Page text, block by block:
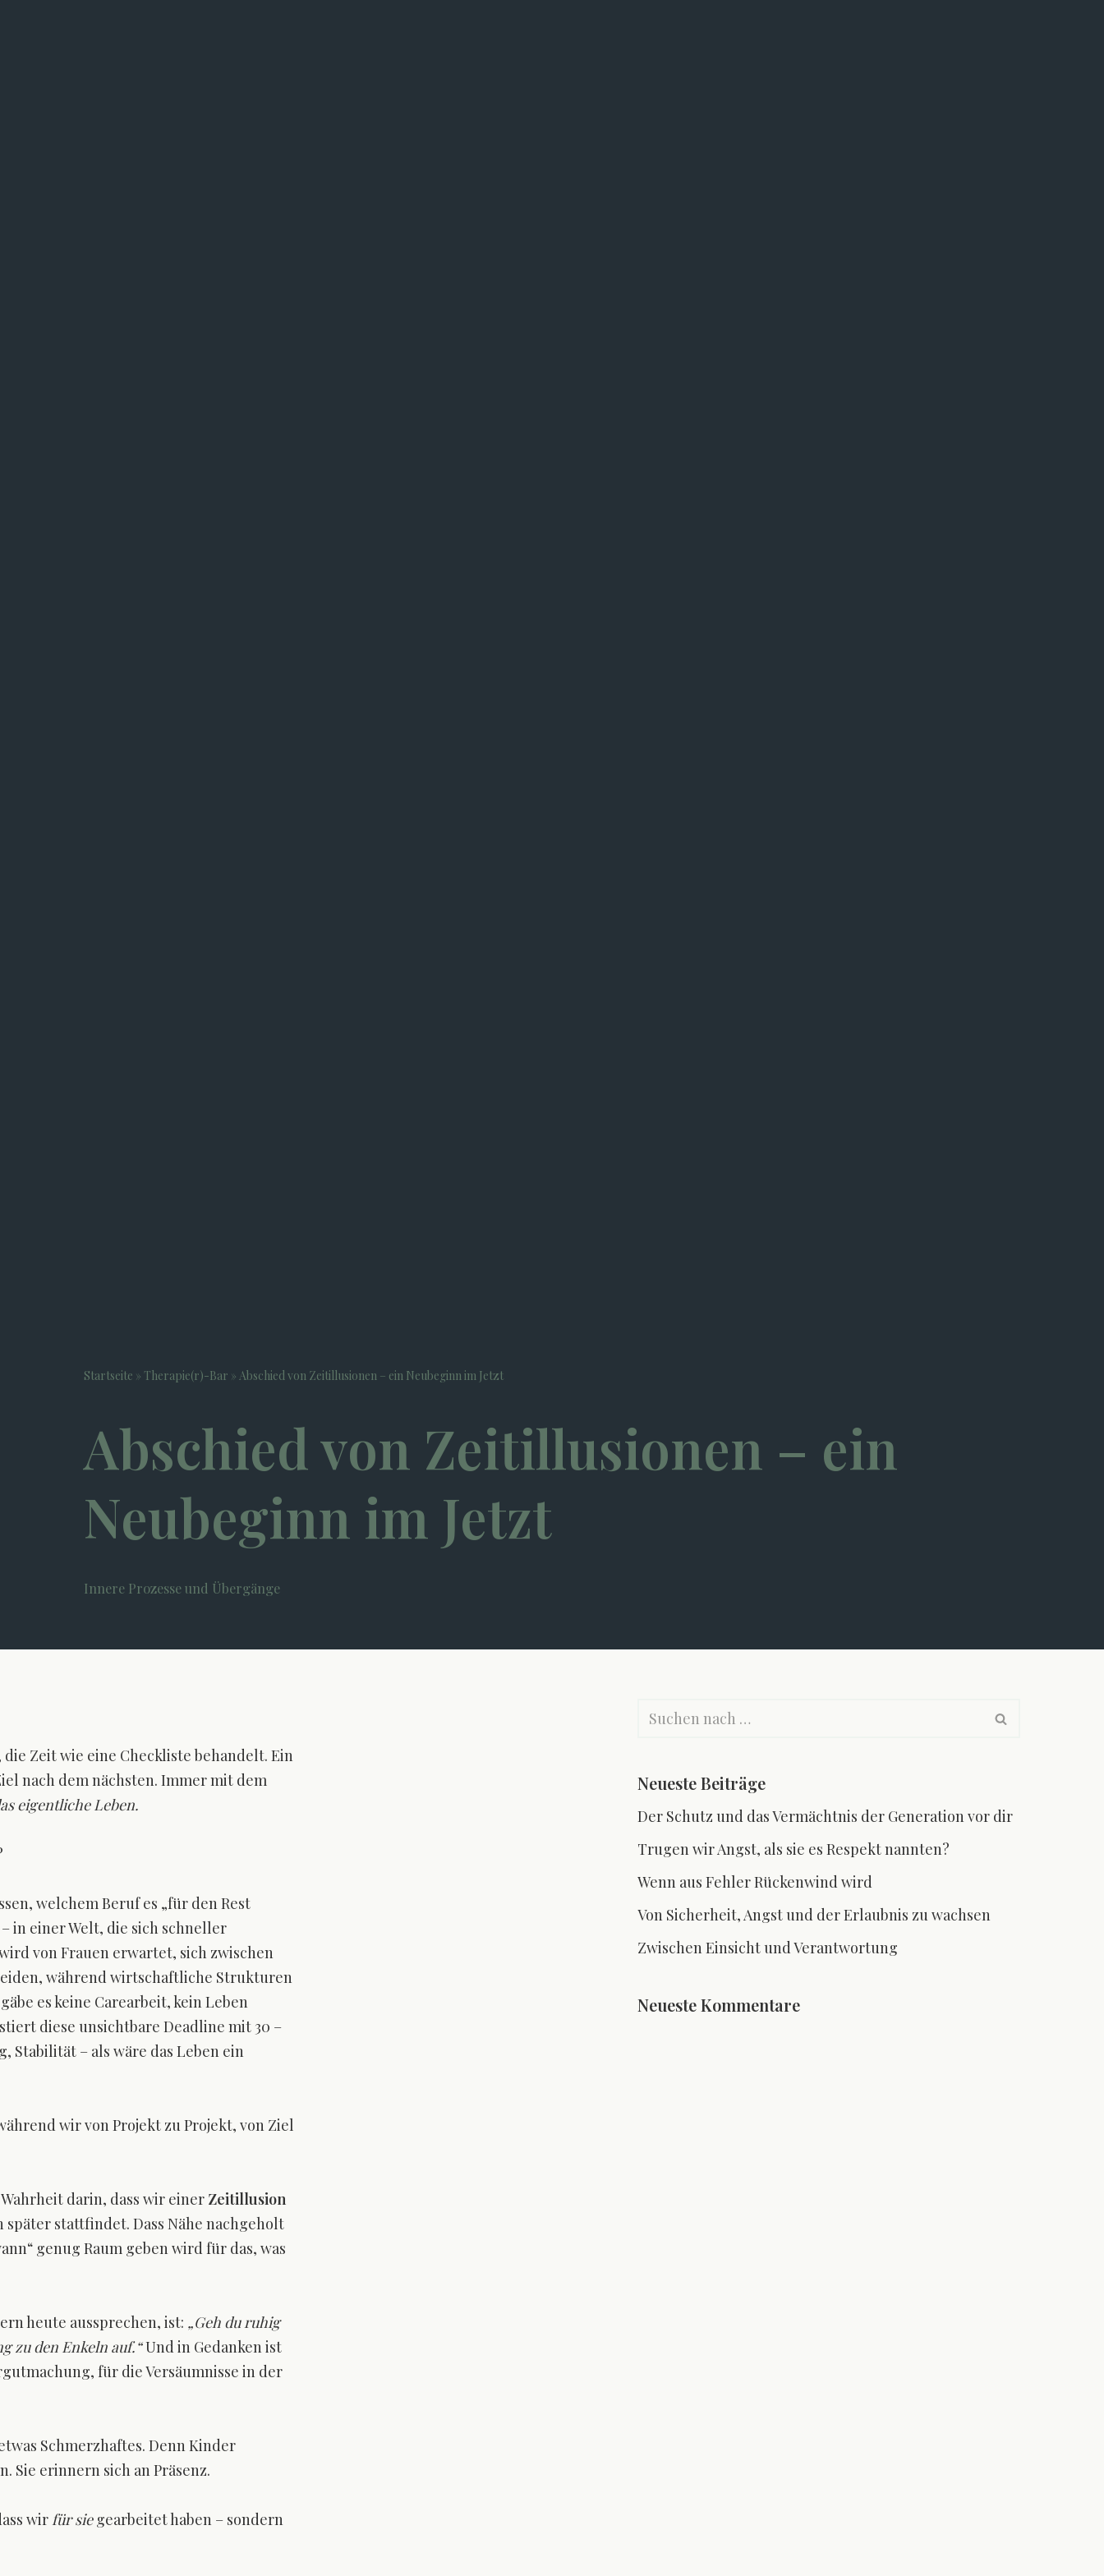
Startseite » Therapie(r)-Bar » Abschied von Zeitillusionen – ein Neubeginn im Jetzt
Abschied von Zeitillusionen – ein
Neubeginn im Jetzt
Innere Prozesse und Übergänge
Zeit wie eine Checkliste behandelt. Ein
nach dem nächsten. Immer mit dem
eigentliche Leben.
welchem Beruf es „für den Rest
in einer Welt, die sich schneller
von Frauen erwartet, sich zwischen
während wirtschaftliche Strukturen
es keine Carearbeit, kein Leben
diese unsichtbare Deadline mit 30 –
Stabilität – als wäre das Leben ein
wir von Projekt zu Projekt, von Ziel
darin, dass wir einer Zeitillusion
stattfindet. Dass Nähe nachgeholt
genug Raum geben wird für das, was
heute aussprechen, ist: „Geh du ruhig
zu den Enkeln auf.“Und in Gedanken ist
für die Versäumnisse in der
Schmerzhaftes. Denn Kinder
Sie erinnern sich an Präsenz.
wirfür siegearbeitet haben – sondern
Neueste Beiträge
Der Schutz und das Vermächtnis der Generation vor dir
Trugen wir Angst, als sie es Respekt nannten?
Wenn aus Fehler Rückenwind wird
Von Sicherheit, Angst und der Erlaubnis zu wachsen
Zwischen Einsicht und Verantwortung
Neueste Kommentare